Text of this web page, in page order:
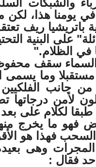
والشبكات
يومنا هذا،
باتريشيا ريف
على البنية
في الظلام."
سقف محفوظ
مستقبلا وما
جانب
لأمن درجاتها
لكلام على بعد
فهو ما يخرج
فهذا هو
وهى بعيدة
فقال :